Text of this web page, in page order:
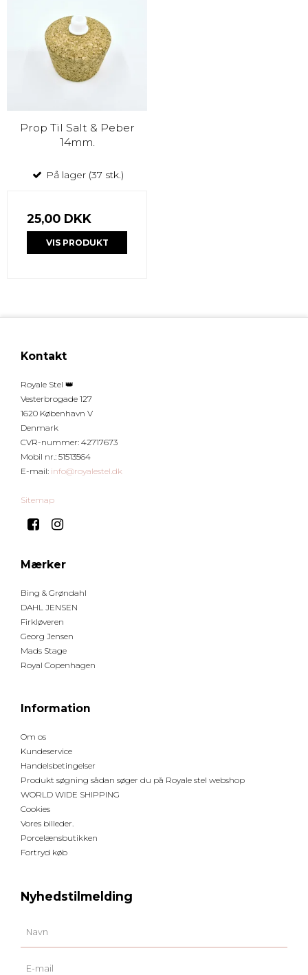
Prop Til Salt & Peber
14mm.
På lager (37 stk.)
25,00 DKK
VIS PRODUKT
Kontakt
Royale Stel 👑
Vesterbrogade 127
1620 København V
Denmark
CVR-nummer: 42717673
Mobil nr. : 51513564
E-mail: info@royalestel.dk
Sitemap
Mærker
Bing & Grøndahl
DAHL JENSEN
Firkløveren
Georg Jensen
Mads Stage
Royal Copenhagen
Information
Om os
Kundeservice
Handelsbetingelser
Produkt søgning sådan søger du på Royale stel webshop
WORLD WIDE SHIPPING
Cookies
Vores billeder.
Porcelænsbutikken
Fortryd køb
Nyhedstilmelding